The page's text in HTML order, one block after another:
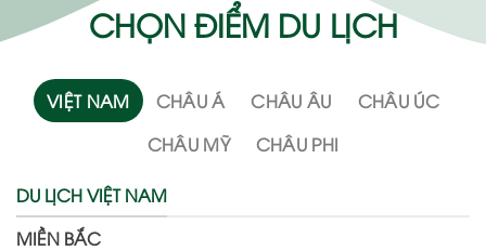
CHỌN ĐIỂM DU LỊCH
VIỆT NAM CHÂU Á CHÂU ÂU
CHÂU ÚC
CHÂU MỸ
CHÂU PHI
DU LỊCH VIỆT NAM
MIỀN BẮC